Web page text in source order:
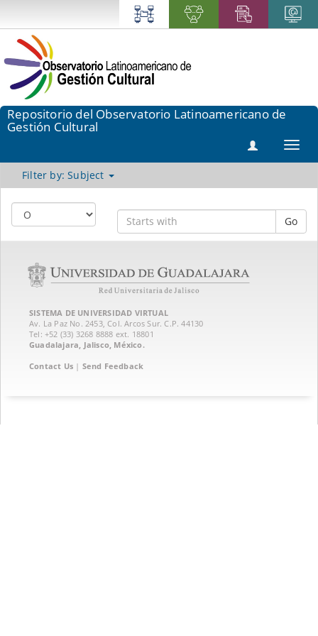
Repositorio del Observatorio Latinoamericano de
Gestión Cultural
Filter by: Subject
Go
SISTEMA DE UNIVERSIDAD VIRTUAL
Av. La Paz No. 2453, Col. Arcos Sur. C.P. 44130
Tel: +52 (33) 3268 8888‏ ext. 18801
Guadalajara, Jalisco, México.
Contact Us | Send Feedback